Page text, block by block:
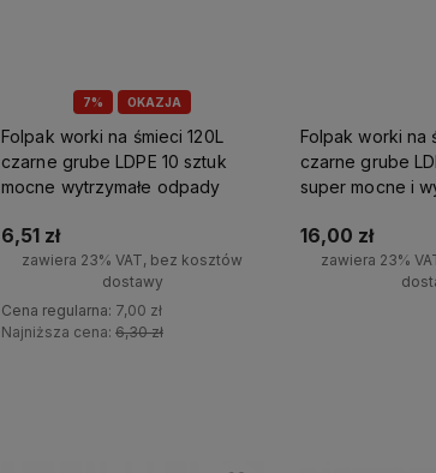
7% OKAZJA
Folpak worki na śmieci 120L
czarne grube LDPE 10 sztuk
mocne wytrzymałe odpady
6,51 zł
zawiera 23% VAT, bez kosztów
dostawy
Cena regularna: 7,00 zł
Najniższa cena: 6,30 zł
Folpak worki na
czarne grube
super mocne i
16,00 zł
zawiera 23%